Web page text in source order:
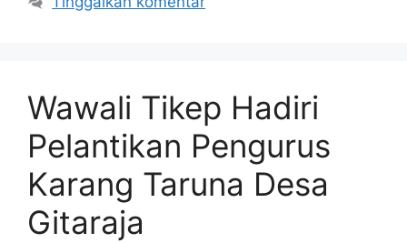
Wawali Tikep Hadiri
Pelantikan Pengurus
Karang Taruna Desa
Gitaraja